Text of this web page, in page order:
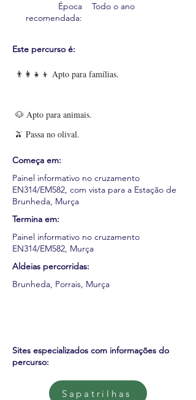
Época
recomendada:
Todo o ano
Este percurso é:
👨‍👩‍👧‍👦 Apto para famílias.
🐶 Apto para animais.
🫒 Passa no olival.
Começa em:
Painel informativo no cruzamento
EN314/EM582, com vista para a Estação de
Brunheda, Murça
Termina em:
Painel informativo no cruzamento
EN314/EM582, Murça
Aldeias percorridas:
Brunheda, Porrais, Murça
Sites especializados com informações do
percurso:
Sapatrilhas